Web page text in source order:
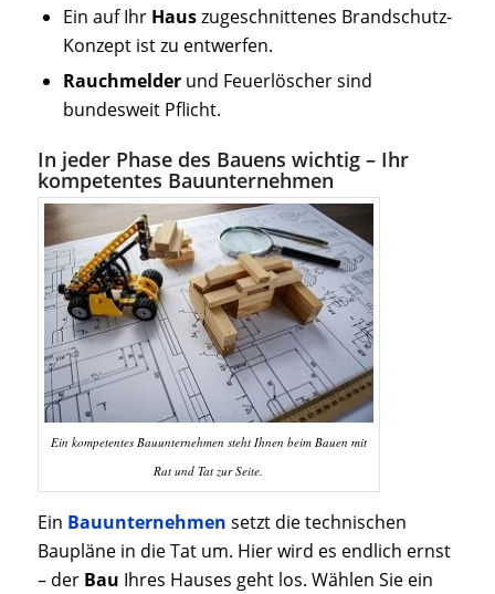
Ein auf Ihr Hauszugeschnittenes Brandschutz-
Konzept ist zu entwerfen.
Rauchmelderund Feuerlöscher sind
bundesweit Pflicht.
In jeder Phase des Bauens wichtig – Ihr
kompetentes Bauunternehmen
Ein kompetentes Bauunternehmen steht Ihnen beim Bauen mit
Rat und Tat zur Seite.
Ein Bauunternehmen setzt die technischen
Baupläne in die Tat um. Hier wird es endlich ernst
– der Bau Ihres Hauses geht los. Wählen Sie ein